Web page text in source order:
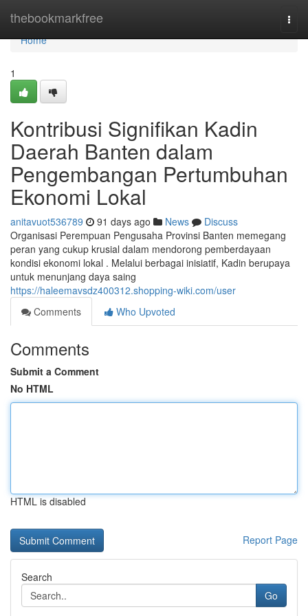
thebookmarkfree
Home
Home
1
Kontribusi Signifikan Kadin
Daerah Banten dalam
Pengembangan Pertumbuhan
Ekonomi Lokal
anitavuot536789 91 days ago News
Discuss
Organisasi Perempuan Pengusaha Provinsi Banten memegang
peran yang cukup krusial dalam mendorong pemberdayaan
kondisi ekonomi lokal . Melalui berbagai inisiatif, Kadin berupaya
untuk menunjang daya saing
https://haleemavsdz400312.shopping-wiki.com/user
Comments
Who Upvoted
Comments
Submit a Comment
No HTML
HTML is disabled
Report Page
Search
Go